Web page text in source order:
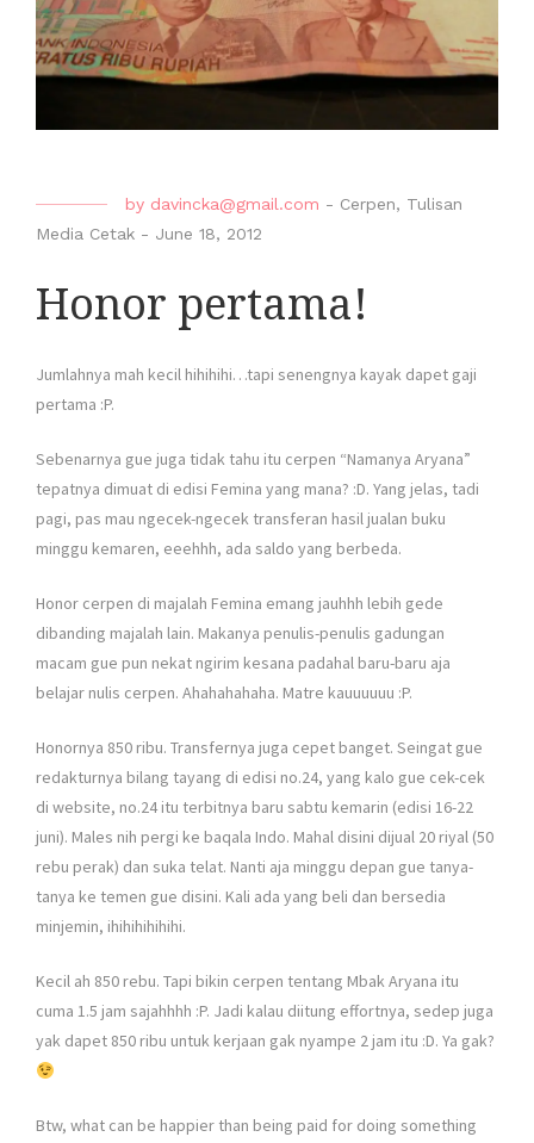
by davincka@gmail.com - Cerpen, Tulisan
Media Cetak - June 18, 2012
Honor pertama!
Jumlahnya mah kecil hihihihi…tapi senengnya kayak dapet gaji
pertama :P.
Sebenarnya gue juga tidak tahu itu cerpen “Namanya Aryana”
tepatnya dimuat di edisi Femina yang mana? :D. Yang jelas, tadi
pagi, pas mau ngecek-ngecek transferan hasil jualan buku
minggu kemaren, eeehhh, ada saldo yang berbeda.
Honor cerpen di majalah Femina emang jauhhh lebih gede
dibanding majalah lain. Makanya penulis-penulis gadungan
macam gue pun nekat ngirim kesana padahal baru-baru aja
belajar nulis cerpen. Ahahahahaha. Matre kauuuuuu :P.
Honornya 850 ribu. Transfernya juga cepet banget. Seingat gue
redakturnya bilang tayang di edisi no.24, yang kalo gue cek-cek
di website, no.24 itu terbitnya baru sabtu kemarin (edisi 16-22
juni). Males nih pergi ke baqala Indo. Mahal disini dijual 20 riyal (50
rebu perak) dan suka telat. Nanti aja minggu depan gue tanya-
tanya ke temen gue disini. Kali ada yang beli dan bersedia
minjemin, ihihihihihihi.
Kecil ah 850 rebu. Tapi bikin cerpen tentang Mbak Aryana itu
cuma 1.5 jam sajahhhh :P. Jadi kalau diitung effortnya, sedep juga
yak dapet 850 ribu untuk kerjaan gak nyampe 2 jam itu :D. Ya gak?
Btw, what can be happier than being paid for doing something